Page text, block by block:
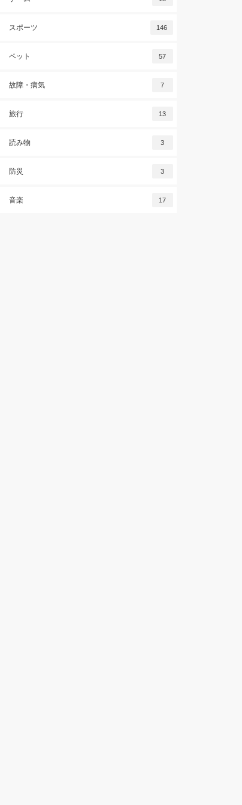
スポーツ 146
ペット 57
故障・病気 7
旅行 13
読み物 3
防災 3
音楽 17